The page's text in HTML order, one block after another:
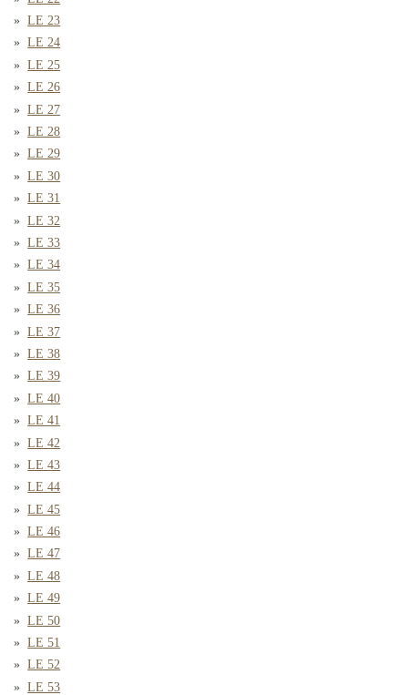
LE 23
LE 24
LE 25
LE 26
LE 27
LE 28
LE 29
LE 30
LE 31
LE 32
LE 33
LE 34
LE 35
LE 36
LE 37
LE 38
LE 39
LE 40
LE 41
LE 42
LE 43
LE 44
LE 45
LE 46
LE 47
LE 48
LE 49
LE 50
LE 51
LE 52
LE 53